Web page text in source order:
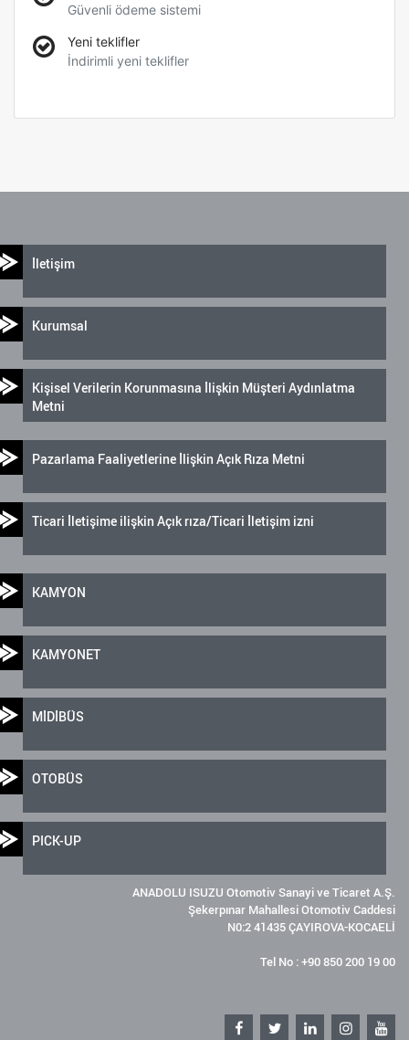
Güvenli ödeme sistemi
Yeni teklifler
İndirimli yeni teklifler
İletişim
Kurumsal
Kişisel Verilerin Korunmasına İlişkin Müşteri Aydınlatma
Metni
Pazarlama Faaliyetlerine İlişkin Açık Rıza Metni
Ticari İletişime ilişkin Açık rıza/Ticari İletişim izni
KAMYON
KAMYONET
MİDİBÜS
OTOBÜS
PICK-UP
ANADOLU ISUZU Otomotiv Sanayi ve Ticaret A.Ş.
Şekerpınar Mahallesi Otomotiv Caddesi
N0:2 41435 ÇAYIROVA-KOCAELİ
Tel No : +90 850 200 19 00